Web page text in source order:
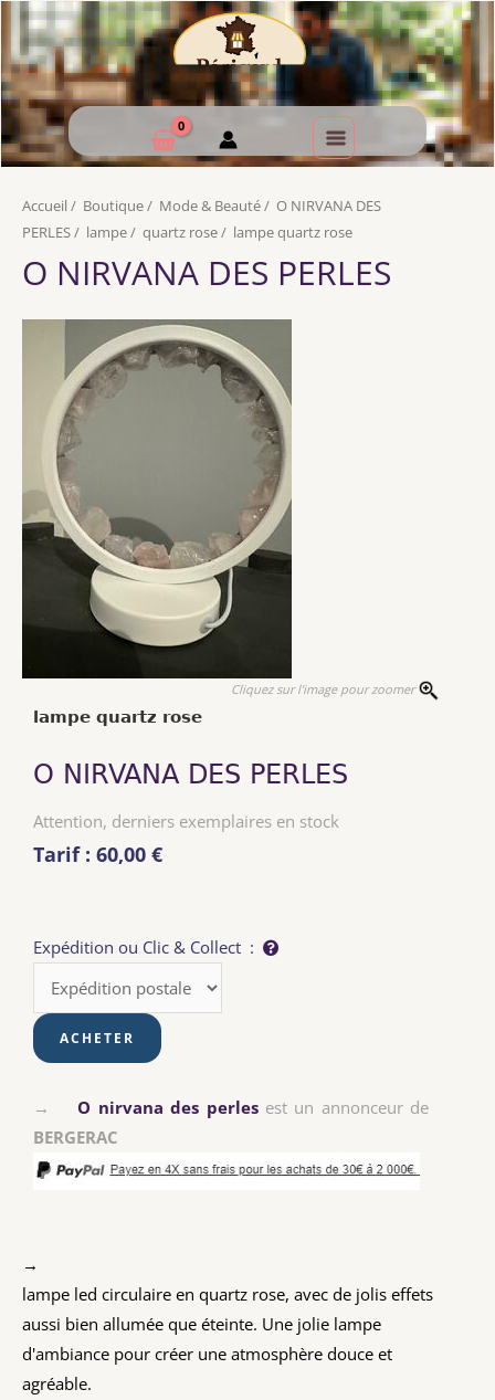
Accueil / Boutique/ Mode & Beauté/ O NIRVANA DES
PERLES/ lampe/ quartz rose/ lampe quartz rose
O NIRVANA DES PERLES
Cliquez sur l'image pour zoomer
lampe quartz rose
O NIRVANA DES PERLES
Attention, derniers exemplaires en stock
Tarif : 60,00 €
Expédition ou Clic & Collect :
→ O nirvana des perlesest un annonceur de
BERGERAC
→
lampe led circulaire en quartz rose, avec de jolis effets
aussi bien allumée que éteinte. Une jolie lampe
d'ambiance pour créer une atmosphère douce et
agréable.